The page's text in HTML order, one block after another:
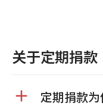
关于定期捐款
定期捐款为